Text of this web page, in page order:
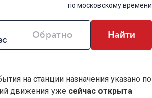
по московскому времени
Обратно Найти
на станции назначения указано по
движения уже сейчас открыта